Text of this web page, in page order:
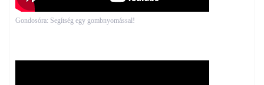
Gondosóra: Segítség egy gombnyomással!